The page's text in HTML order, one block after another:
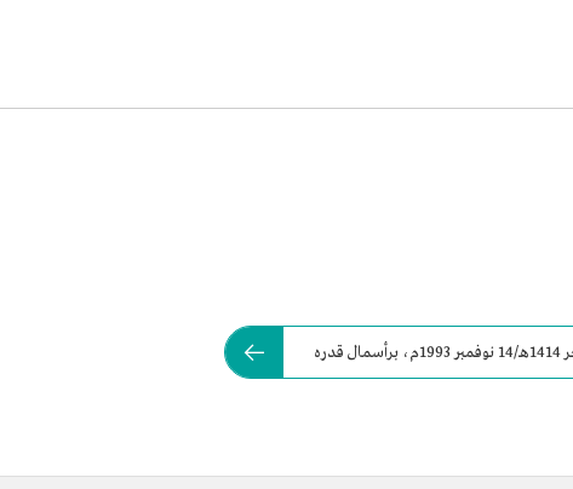
تأسست شركة أيان للإستثمار بتاريخ 1 جمادي الآخر 1414هـ/14 نوفمبر 1993م، برأسمال قدره